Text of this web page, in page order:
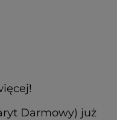
Darmowy) już